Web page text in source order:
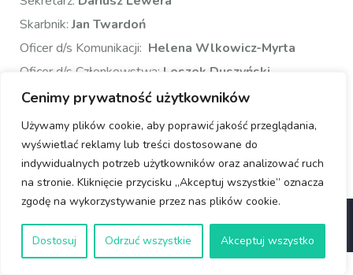
Cenimy prywatność użytkowników
Używamy plików cookie, aby poprawić jakość przeglądania,
wyświetlać reklamy lub treści dostosowane do
indywidualnych potrzeb użytkowników oraz analizować ruch
na stronie. Kliknięcie przycisku „Akceptuj wszystkie” oznacza
zgodę na wykorzystywanie przez nas plików cookie.
Dostosuj Odrzuć wszystkie Akceptuj wszystko
Skarbnik:Jan Twardoń
Oficer d/s Komunikacji: Helena Wlkowicz-Myrta
Oficer d/s Członkowstwa: Leszek Duszyński
Admin www:Dariusz Lewera/Waldemar Płusa
© Copyright 2025 Rotary Wrocław